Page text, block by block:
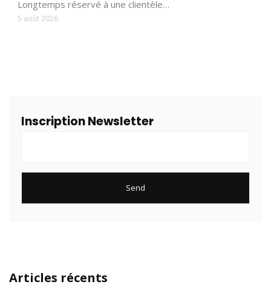
Longtemps réservé à une clientèle…
5 août 2026
Inscription Newsletter
Articles récents